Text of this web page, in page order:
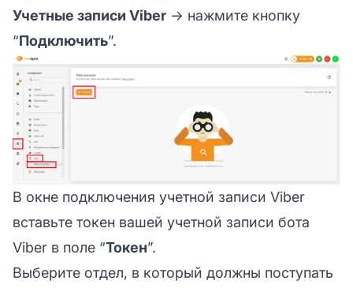
Учетные записи Viber → нажмите кнопку
“Подключить”.
В окне подключения учетной записи Viber
вставьте токен вашей учетной записи бота
Viber в поле “Токен”.
Выберите отдел, в который должны поступать